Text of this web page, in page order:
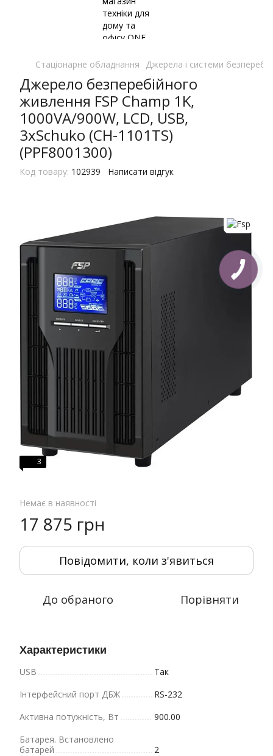
Стаціонарне обладнання Джерела і системи
Джерело безперебійного
живлення FSP Champ 1K,
1000VA/900W, LCD, USB,
3xSchuko (CH-1101TS)
(PPF8001300)
Код товару: 102939 Написати відгук
3
Немає в наявності
17 875 грн
Повідомити, коли з'явиться
До обраного Порівняти
Характеристики
USB
Так
Інтерфейсний порт ДБЖ
RS-232
Активна потужність, Вт
900.00
Батарея. Bстановлено
батарей
2